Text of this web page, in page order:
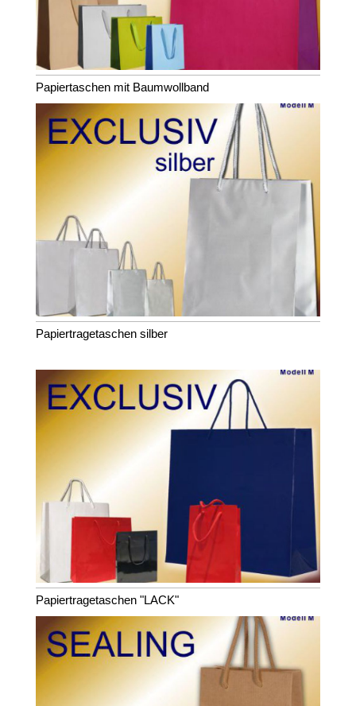
Papiertaschen mit Baumwollband
Papiertragetaschen silber
Papiertragetaschen "LACK"